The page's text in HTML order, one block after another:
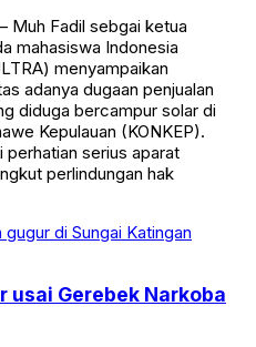
Muh Fadil sebgai ketua
mahasiswa Indonesia
menyampaikan
adanya dugaan penjualan
diduga bercampur solar di
Kepulauan (KONKEP).
perhatian serius aparat
perlindungan hak
usai Gerebek Narkoba